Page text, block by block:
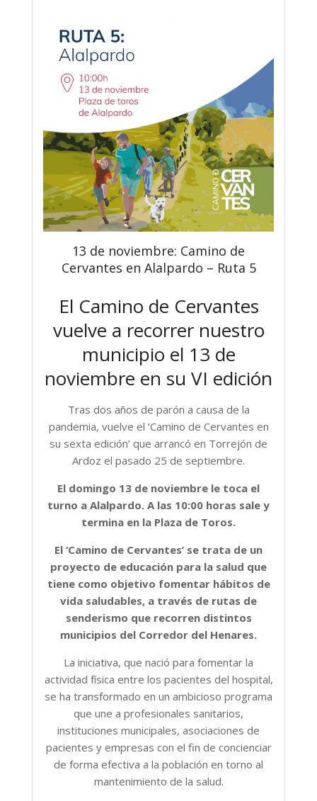
13 de noviembre: Camino de
Cervantes en Alalpardo – Ruta 5
El Camino de Cervantes
vuelve a recorrer nuestro
municipio el 13 de
noviembre en su VI edición
Tras dos años de parón a causa de la
pandemia, vuelve el ‘Camino de Cervantes en
su sexta edición’ que arrancó en Torrejón de
Ardoz el pasado 25 de septiembre.
El domingo 13 de noviembre le toca el
turno a Alalpardo. A las 10:00 horas sale y
termina en la Plaza de Toros.
El ‘Camino de Cervantes’ se trata de un
proyecto de educación para la salud que
tiene como objetivo fomentar hábitos de
vida saludables, a través de rutas de
senderismo que recorren distintos
municipios del Corredor del Henares.
La iniciativa, que nació para fomentar la
actividad física entre los pacientes del hospital,
se ha transformado en un ambicioso programa
que une a profesionales sanitarios,
instituciones municipales, asociaciones de
pacientes y empresas con el fin de concienciar
de forma efectiva a la población en torno al
mantenimiento de la salud.